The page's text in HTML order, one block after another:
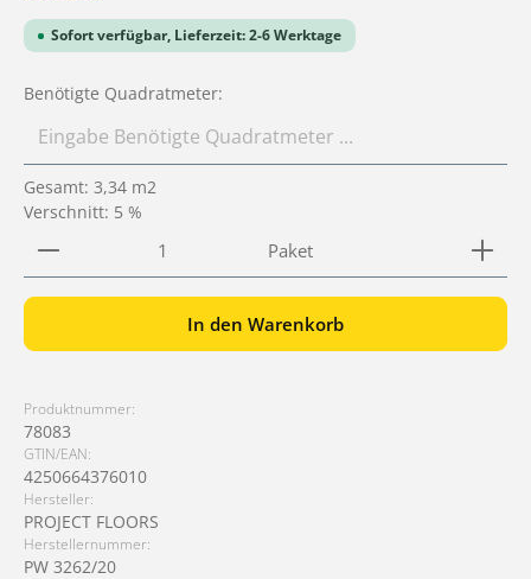
Sofort verfügbar, Lieferzeit: 2-6 Werktage
Benötigte Quadratmeter:
Gesamt: 3,34 m2
Verschnitt: 5 %
Produkt Anzahl: Gib den gewünschten Wert ein
Paket
In den Warenkorb
Produktnummer:
78083
GTIN/EAN:
4250664376010
Hersteller:
PROJECT FLOORS
Herstellernummer:
PW 3262/20